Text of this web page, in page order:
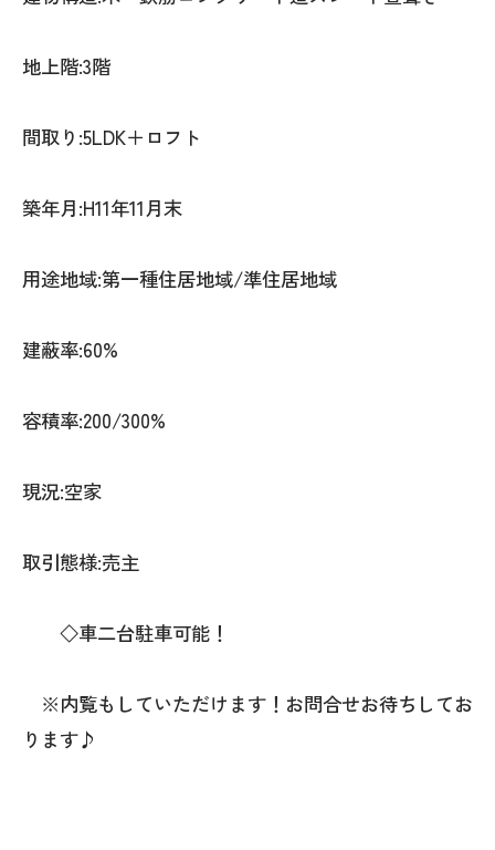
地上階:3階
間取り:5LDK＋ロフト
築年月:H11年11月末
用途地域:第一種住居地域/準住居地域
建蔽率:60%
容積率:200/300%
現況:空家
取引態様:売主
◇車二台駐車可能！
※内覧もしていただけます！お問合せお待ちしてお
ります♪